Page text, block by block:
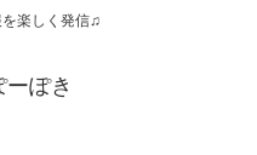
楽しく発信♫
ぽき